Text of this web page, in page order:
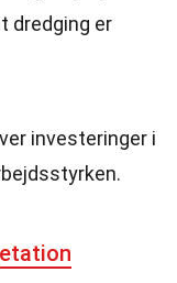
dredging er
investeringer i